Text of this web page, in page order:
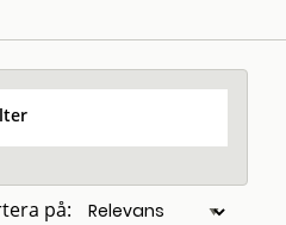
på: